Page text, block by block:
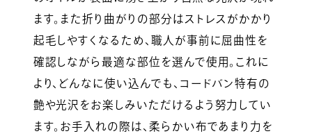
ます。また折り曲がりの部分はストレスがかかり
起毛しやすくなるため、職人が事前に屈曲性を
確認しながら最適な部位を選んで使用。これに
より、どんなに使い込んでも、コードバン特有の
艶や光沢をお楽しみいただけるよう努力してい
ます。お手入れの際は、柔らかい布であまり力を